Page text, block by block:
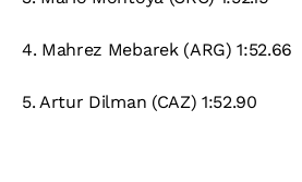
4. Mahrez Mebarek (ARG) 1:52.66
5. Artur Dilman (CAZ) 1:52.90